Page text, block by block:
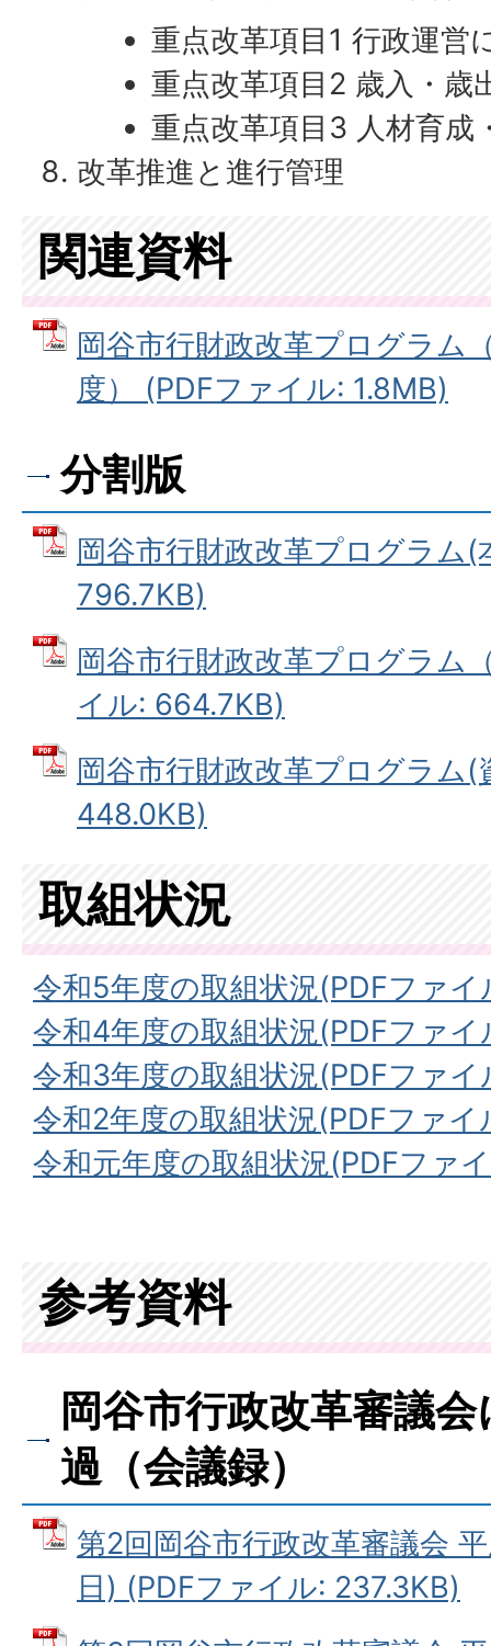
重点改革項目1 行政運営
重点改革項目2 歳入・歳
重点改革項目3 人材育成
改革推進と進行管理
関連資料
岡谷市行財政改革プログラム
度） (PDFファイル: 1.8MB)
分割版
岡谷市行財政改革プログラム
796.7KB)
岡谷市行財政改革プログラム
イル: 664.7KB)
岡谷市行財政改革プログラム
448.0KB)
取組状況
令和5年度の取組状況(PDFファ
令和4年度の取組状況(PDFファイ
令和3年度の取組状況(PDFファイ
令和2年度の取組状況(PDFファ
令和元年度の取組状況(PDFファ
参考資料
岡谷市行政改革審議
過（会議録）
第2回岡谷市行政改革審議会
日) (PDFファイル: 237.3KB)